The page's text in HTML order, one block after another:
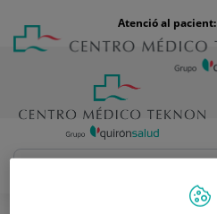
contingut
Menú
teléfono
cabecera
Atenció al pacient:
Unitat de Dermatologia